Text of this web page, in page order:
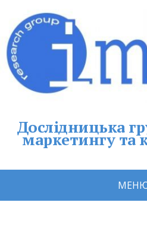
Дослідницька
маркетингу та